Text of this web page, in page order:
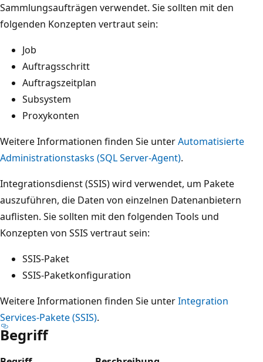
Sammlungsaufträgen verwendet. Sie sollten mit den
folgenden Konzepten vertraut sein:
Job
Auftragsschritt
Auftragszeitplan
Subsystem
Proxykonten
Weitere Informationen finden Sie unterAutomatisierte
Administrationstasks (SQL Server-Agent).
Integrationsdienst (SSIS) wird verwendet, um Pakete
auszuführen, die Daten von einzelnen Datenanbietern
auflisten. Sie sollten mit den folgenden Tools und
Konzepten von SSIS vertraut sein:
SSIS-Paket
SSIS-Paketkonfiguration
Weitere Informationen finden Sie unterIntegration
Services-Pakete (SSIS).
Begriff